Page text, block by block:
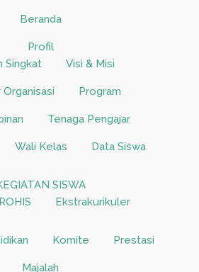
Beranda
Profil
Singkat
Visi & Misi
Program
Tenaga Pengajar
Wali Kelas Data Siswa
SISWA
ROHIS Ekstrakurikuler
Komite Prestasi
Majalah